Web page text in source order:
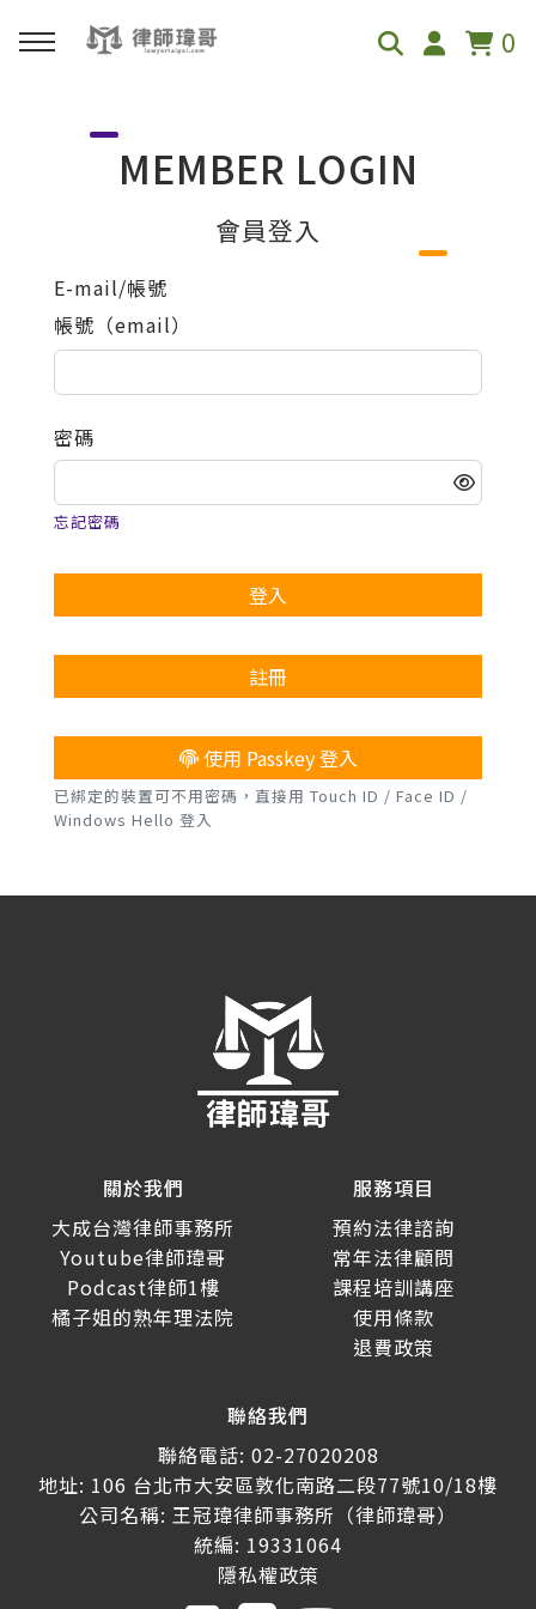
0
免費影音資源
Podcast
MEMBER LOGIN
會員登入
E-mail/帳號
帳號（email）
密碼
忘記密碼
登入
註冊
使用 Passkey 登入
已綁定的裝置可不用密碼，直接用 Touch ID / Face ID /
Windows Hello 登入
關於我們
大成台灣律師事務所
Youtube律師瑋哥
Podcast律師1樓
橘子姐的熟年理法院
服務項目
預約法律諮詢
常年法律顧問
課程培訓講座
使用條款
退費政策
聯絡我們
聯絡電話: 02-27020208
地址: 106 台北市大安區敦化南路二段77號10/18樓
公司名稱: 王冠瑋律師事務所（律師瑋哥）
統編: 19331064
隱私權政策